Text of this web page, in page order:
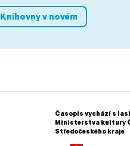
Knihovny v novém
Časopis vychází s
Ministerstva kultury
Středočeského kraje